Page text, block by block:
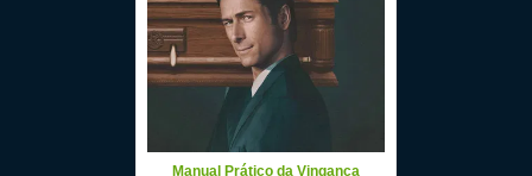
Manual Prático da Vingança